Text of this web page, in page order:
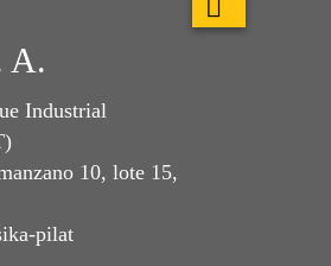
A.
Industrial
10, lote 15,
pilat